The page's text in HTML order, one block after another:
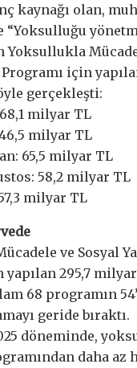
kaynağı olan,
“Yoksulluğu
için
gerçekleşti:
milyar TL
milyar TL
65,5 milyar TL
58,2 milyar TL
milyar TL
ve Sosyal
yapılan 295,7
68 programın
geride bıraktı.
döneminde,
daha az